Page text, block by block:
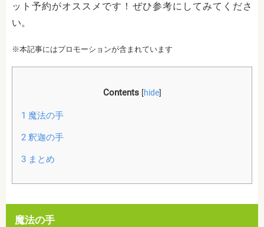
ット予約がオススメです！ぜひ参考にしてみてくださ
い。
※本記事にはプロモーションが含まれています
Contents [hide]
1 魔法の手
2釈迦の手
3まとめ
魔法の手